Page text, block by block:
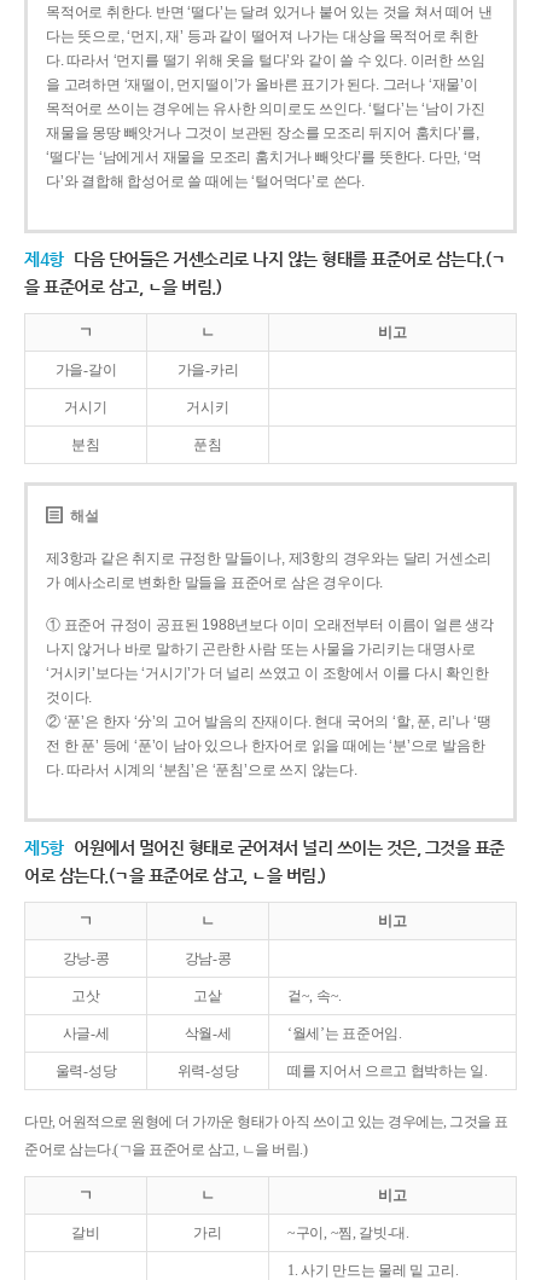
목적어로 취한다. 반면 ‘떨다’는 달려 있거나 붙어 있는 것을 쳐서 떼어 낸
다는 뜻으로, ‘먼지, 재’ 등과 같이 떨어져 나가는 대상을 목적어로 취한
다. 따라서 ‘먼지를 떨기 위해 옷을 털다’와 같이 쓸 수 있다. 이러한 쓰임
을 고려하면 ‘재떨이, 먼지떨이’가 올바른 표기가 된다. 그러나 ‘재물’이
목적어로 쓰이는 경우에는 유사한 의미로도 쓰인다. ‘털다’는 ‘남이 가진
재물을 몽땅 빼앗거나 그것이 보관된 장소를 모조리 뒤지어 훔치다’를,
‘떨다’는 ‘남에게서 재물을 모조리 훔치거나 빼앗다’를 뜻한다. 다만, ‘먹
다’와 결합해 합성어로 쓸 때에는 ‘털어먹다’로 쓴다.
제4항 다음 단어들은 거센소리로 나지 않는 형태를 표준어로 삼는다.(ㄱ
을 표준어로 삼고, ㄴ을 버림.)
ㄱ ㄴ 비고
가을-갈이 가을-카리
거시기 거시키
분침 푼침
해설
제3항과 같은 취지로 규정한 말들이나, 제3항의 경우와는 달리 거센소리
가 예사소리로 변화한 말들을 표준어로 삼은 경우이다.
① 표준어 규정이 공표된 1988년보다 이미 오래전부터 이름이 얼른 생각
나지 않거나 바로 말하기 곤란한 사람 또는 사물을 가리키는 대명사로
‘거시키’보다는 ‘거시기’가 더 널리 쓰였고 이 조항에서 이를 다시 확인한
것이다.
② ‘푼’은 한자 ‘分’의 고어 발음의 잔재이다. 현대 국어의 ‘할, 푼, 리’나 ‘땡
전 한 푼’ 등에 ‘푼’이 남아 있으나 한자어로 읽을 때에는 ‘분’으로 발음한
다. 따라서 시계의 ‘분침’은 ‘푼침’으로 쓰지 않는다.
제5항 어원에서 멀어진 형태로 굳어져서 널리 쓰이는 것은, 그것을 표준
어로 삼는다.(ㄱ을 표준어로 삼고, ㄴ을 버림.)
ㄱ ㄴ 비고
강낭-콩 강남-콩
고삿 고샅 겉~, 속~.
사글-세 삭월-세 ‘월세’는 표준어임.
울력-성당 위력-성당 떼를 지어서 으르고 협박하는 일.
다만, 어원적으로 원형에 더 가까운 형태가 아직 쓰이고 있는 경우에는, 그것을 표
준어로 삼는다.(ㄱ을 표준어로 삼고, ㄴ을 버림.)
ㄱ ㄴ 비고
갈비 가리 ~구이, ~찜, 갈빗-대.
1. 사기 만드는 물레 밑 고리.